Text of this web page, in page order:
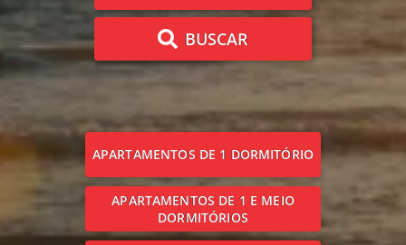
BUSCAR
APARTAMENTOS DE 1 DORMITÓRIO
APARTAMENTOS DE 1 E MEIO
DORMITÓRIOS